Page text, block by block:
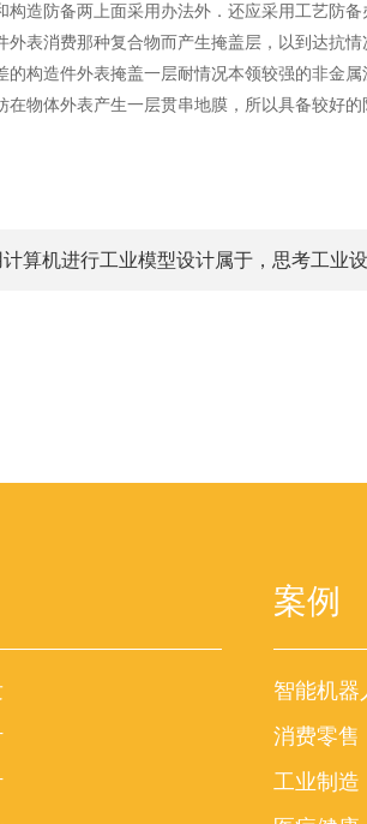
构造防备两上面采用办法外．还应采用工艺防
外表消费那种复合物而产生掩盖层，以到达抗
的构造件外表掩盖一层耐情况本领较强的非金
在物体外表产生一层贯串地膜，所以具备较好
算机进行工业模型设计属于，思考工业
案例
智能机器
消费零售
工业制造